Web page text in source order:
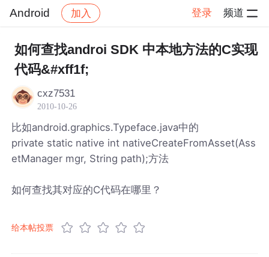
Android 加入 登录 频道
社区 Android 帖子详情
如何查找androi SDK 中本地方法的C实现
代码&#xff1f;
cxz7531
2010-10-26
比如android.graphics.Typeface.java中的
private static native int nativeCreateFromAsset(Ass
etManager mgr, String path);方法
如何查找其对应的C代码在哪里？
给本帖投票